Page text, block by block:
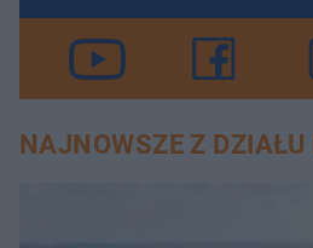
NAJNOWSZE Z DZIAŁU